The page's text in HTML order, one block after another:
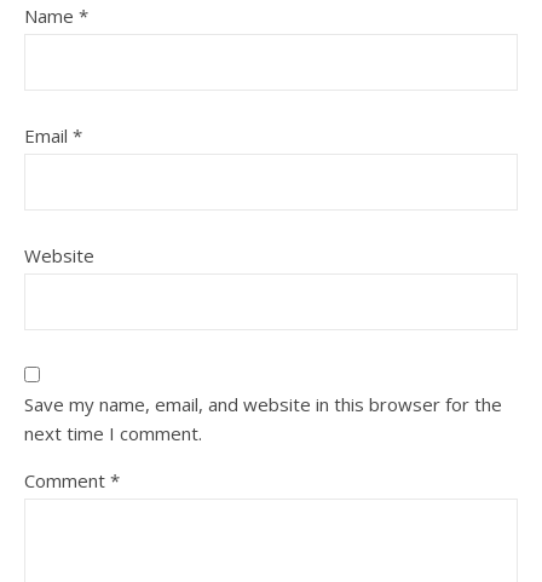
Name *
Email *
Website
Save my name, email, and website in this browser for the
next time I comment.
Comment *